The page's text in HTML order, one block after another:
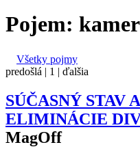
Pojem:
Všetky pojmy
predošlá | 1 | ďalšia
SÚČASNÝ STAV
ELIMINÁCIE
MagOff